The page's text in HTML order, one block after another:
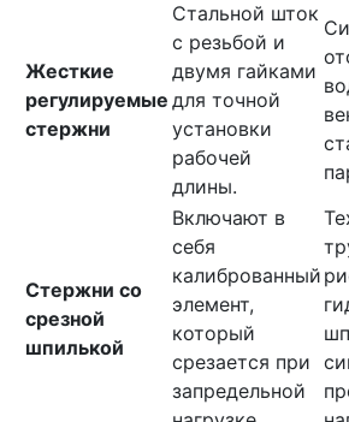
Жесткие
регулируемые
стержни
Стальной шток
с резьбой и
двумя гайками
для точной
установки
рабочей
длины.
Стержни со
срезной
шпилькой
Включают в
себя
калиброванный
элемент,
который
срезается при
запредельной